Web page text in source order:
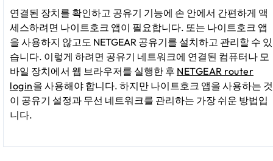
연결된 장치를 확인하고 공유기 기능에 손 안에서 간편하게 액
세스하려면 나이트호크 앱이 필요합니다. 또는 나이트호크 앱
을 사용하지 않고도 NETGEAR 공유기를 설치하고 관리할 수 있
습니다. 이렇게 하려면 공유기 네트워크에 연결된 컴퓨터나 모
바일 장치에서 웹 브라우저를 실행한 후 NETGEAR router
login을 사용해야 합니다. 하지만 나이트호크 앱을 사용하는 것
이 공유기 설정과 무선 네트워크를 관리하는 가장 쉬운 방법입
니다.